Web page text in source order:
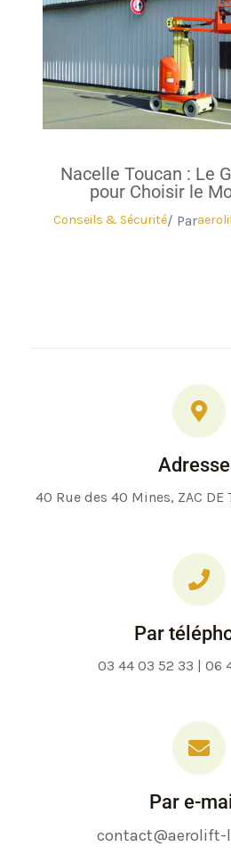
Nacelle Toucan : Le
pour Choisir le
Conseils & Sécurité/ Par
40 Rue des 40 Mines, ZAC DE
Par
03 44 03 52 33 | 06
Par e-